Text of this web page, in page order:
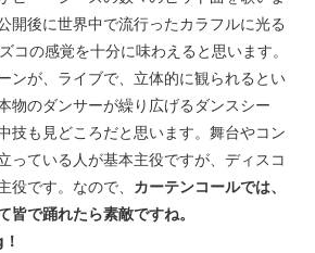
開後に世界中で流行ったカラフルに光る
コの感覚を十分に味わえると思います。
ンが、ライブで、立体的に観られるとい
物のダンサーが繰り広げるダンスシー
技も見どころだと思います。舞台やコン
っている人が基本主役ですが、ディスコ
です。なので、 カーテンコールでは、
で踊れたら素敵ですね。